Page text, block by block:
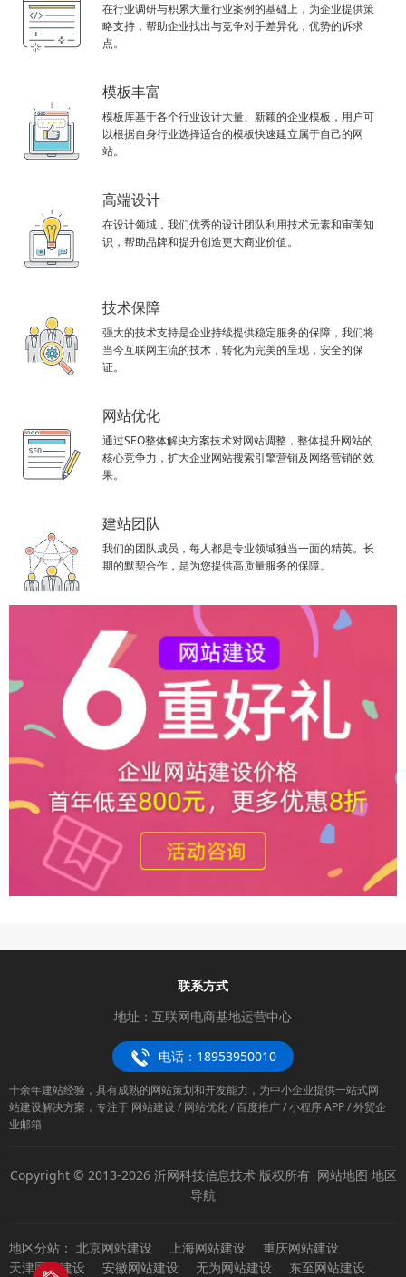
在行业调研与积累大量行业案例的基础上，为企业提供策
略支持，帮助企业找出与竞争对手差异化，优势的诉求
点。
模板丰富
模板库基于各个行业设计大量、新颖的企业模板，用户可
以根据自身行业选择适合的模板快速建立属于自己的网
站。
高端设计
在设计领域，我们优秀的设计团队利用技术元素和审美知
识，帮助品牌和提升创造更大商业价值。
技术保障
强大的技术支持是企业持续提供稳定服务的保障，我们将
当今互联网主流的技术，转化为完美的呈现，安全的保
证。
网站优化
通过SEO整体解决方案技术对网站调整，整体提升网站的
核心竞争力，扩大企业网站搜索引擎营销及网络营销的效
果。
建站团队
我们的团队成员，每人都是专业领域独当一面的精英。长
期的默契合作，是为您提供高质量服务的保障。
联系方式
地址：互联网电商基地运营中心
电话：18953950010
十余年建站经验，具有成熟的网站策划和开发能力，为中小企业提供一站式网
站建设解决方案，专注于 网站建设 / 网站优化 / 百度推广 / 小程序 APP / 外贸企
业邮箱
Copyright © 2013-2026 沂网科技信息技术 版权所有 网站地图 地区
导航
地区分站： 北京网站建设 上海网站建设
重庆网站建设
天津网站建设
安徽网站建设 无为网站建设 东至网站建设